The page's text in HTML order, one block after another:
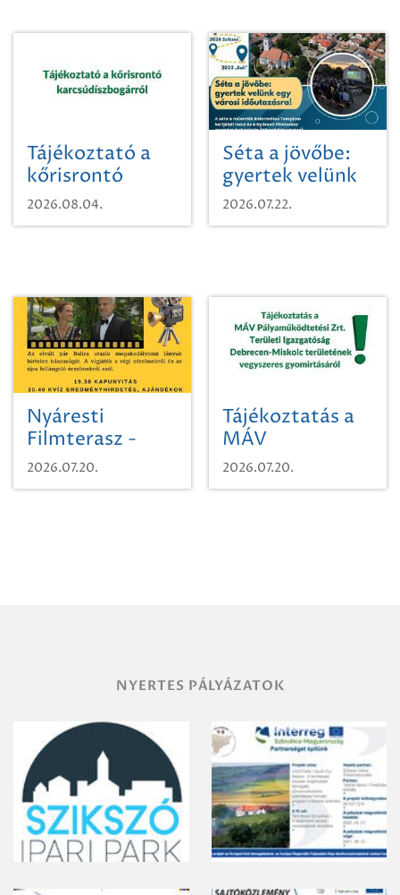
Tájékoztató a
kőrisrontó
karcsúdíszbogárról
2026.08.04.
Séta a jövőbe:
gyertek velünk
egy városi
időutazásra!
2026.07.22.
Nyáresti
Filmterasz -
Beugró a
Paradicsomba
2026.07.20.
Tájékoztatás a
MÁV
Pályaműködtetési
Zrt. Területi
2026.07.20.
NYERTES PÁLYÁZATOK